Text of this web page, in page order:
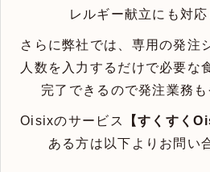
レルギー献立にも対応
さらに弊社では、専用の発注
人数を入力するだけで必要な
完了できるので発注業務も
Oisixのサービス 【すくすく
ある方は以下よりお問い